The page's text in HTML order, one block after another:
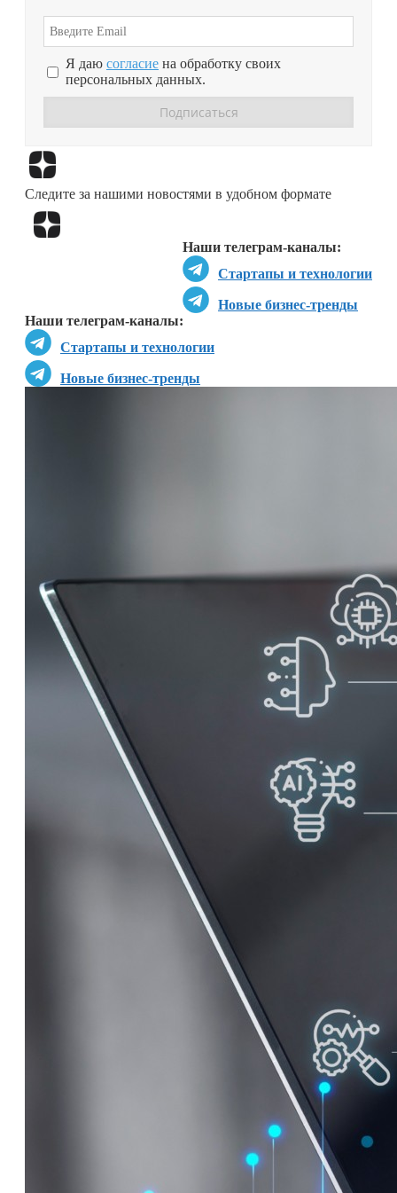
Я даю согласие на обработку своих
персональных данных.
Следите за нашими новостями в удобном формате
Наши телеграм-каналы:
Стартапы и технологии
Новые бизнес-тренды
Наши телеграм-каналы:
Стартапы и технологии
Новые бизнес-тренды